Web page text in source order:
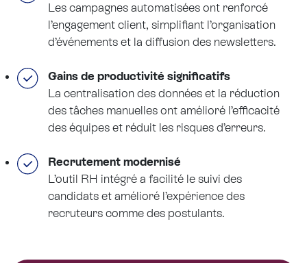
Les campagnes automatisées ont renforcé
l’engagement client, simplifiant l’organisation
d’événements et la diffusion des newsletters.
Gains de productivité significatifs
La centralisation des données et la réduction
des tâches manuelles ont amélioré l’efficacité
des équipes et réduit les risques d’erreurs.
Recrutement modernisé
L’outil RH intégré a facilité le suivi des
candidats et amélioré l’expérience des
recruteurs comme des postulants.